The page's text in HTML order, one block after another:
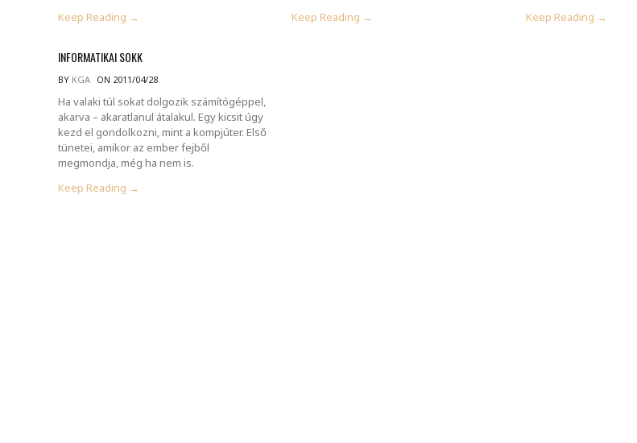
Keep Reading →
Keep Reading →
Keep Reading →
INFORMATIKAI SOKK
BY KGA ON 2011/04/28
Ha valaki túl sokat dolgozik számítógéppel,
akarva – akaratlanul átalakul. Egy kicsit úgy
kezd el gondolkozni, mint a kompjúter. Első
tünetei, amikor az ember fejből
megmondja, még ha nem is.
Keep Reading →